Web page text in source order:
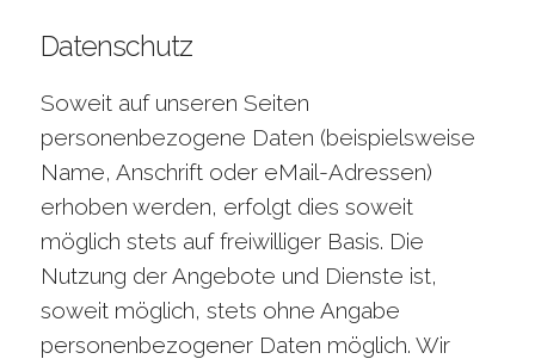
Datenschutz
Soweit auf unseren Seiten
personenbezogene Daten (beispielsweise
Name, Anschrift oder eMail-Adressen)
erhoben werden, erfolgt dies soweit
möglich stets auf freiwilliger Basis. Die
Nutzung der Angebote und Dienste ist,
soweit möglich, stets ohne Angabe
personenbezogener Daten möglich. Wir